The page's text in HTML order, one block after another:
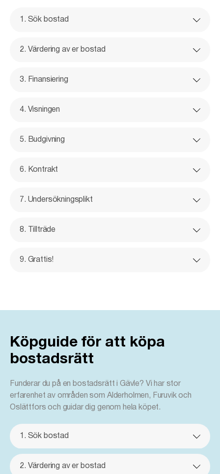
1. Sök bostad
2. Värdering av er bostad
3. Finansiering
4. Visningen
5. Budgivning
6. Kontrakt
7. Undersökningsplikt
8. Tillträde
9. Grattis!
Köpguide för att köpa
bostadsrätt
Funderar du på en bostadsrätt i Gävle? Vi har stor
erfarenhet av områden som Alderholmen, Furuvik och
Oslättfors och guidar dig genom hela köpet.
1. Sök bostad
2. Värdering av er bostad